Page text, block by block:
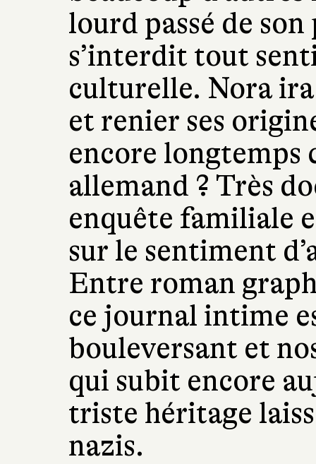
lourd passé de son
s’interdit tout
culturelle. Nora ira
et renier ses
encore longtemps
allemand ? Très
enquête familiale
sur le sentiment
Entre roman
ce journal intime
bouleversant et
qui subit encore
triste héritage
nazis.